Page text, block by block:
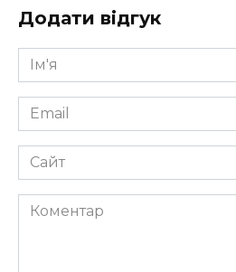
Додати відгук
Ім'я
*
Email
*
Сайт
Коментар